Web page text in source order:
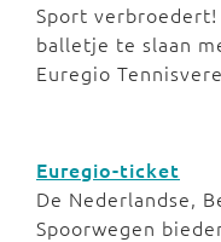
Sport verbroedert!
balletje te slaan
Euregio
Euregio-ticket
De Nederlandse,
Spoorwegen